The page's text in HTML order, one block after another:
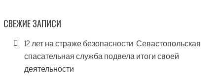
СВЕЖИЕ ЗАПИСИ
12 лет на страже безопасности: Севастопольская
спасательная служба подвела итоги своей
деятельности